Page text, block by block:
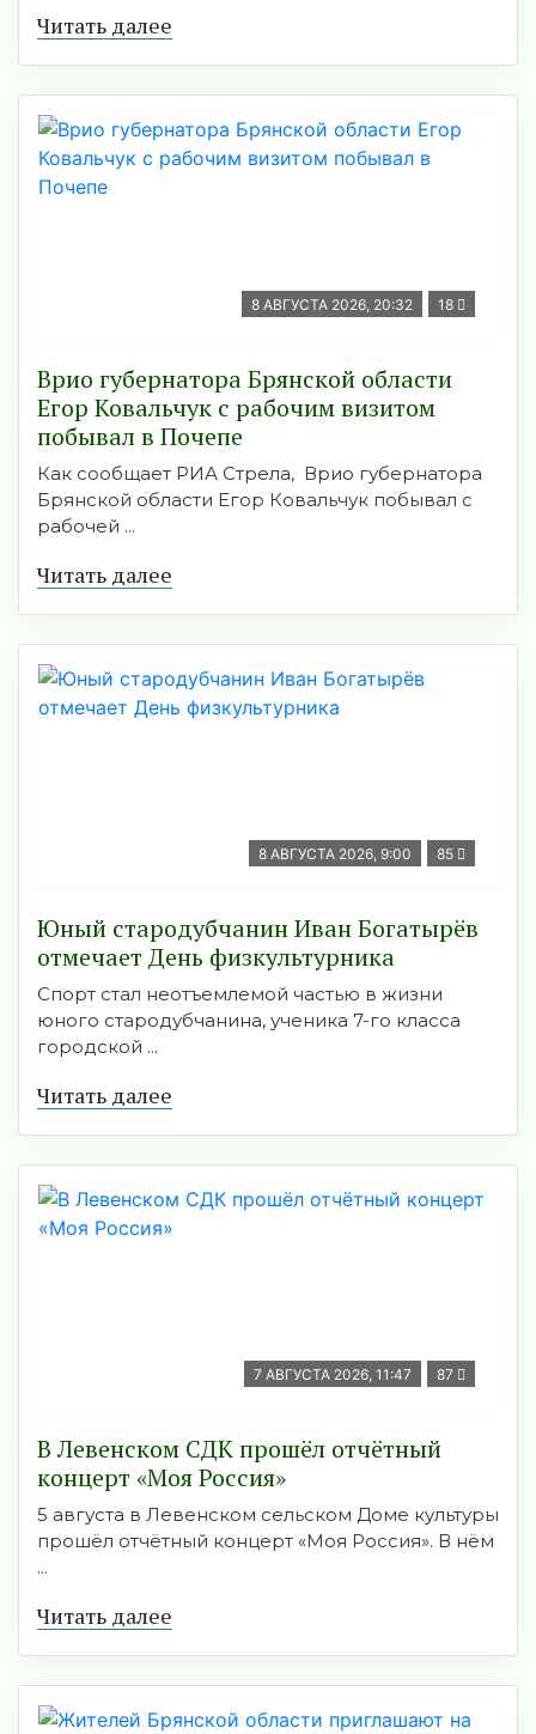
Читать далее
8 АВГУСТА 2026, 20:32 18
Врио губернатора Брянской области
Егор Ковальчук с рабочим визитом
побывал в Почепе
Как сообщает РИА Стрела, Врио губернатора
Брянской области Егор Ковальчук побывал с
рабочей ...
Читать далее
8 АВГУСТА 2026, 9:00 85
Юный стародубчанин Иван Богатырёв
отмечает День физкультурника
Спорт стал неотъемлемой частью в жизни
юного стародубчанина, ученика 7-го класса
городской ...
Читать далее
7 АВГУСТА 2026, 11:47 87
В Левенском СДК прошёл отчётный
концерт «Моя Россия»
5 августа в Левенском сельском Доме культуры
прошёл отчётный концерт «Моя Россия». В нём
...
Читать далее